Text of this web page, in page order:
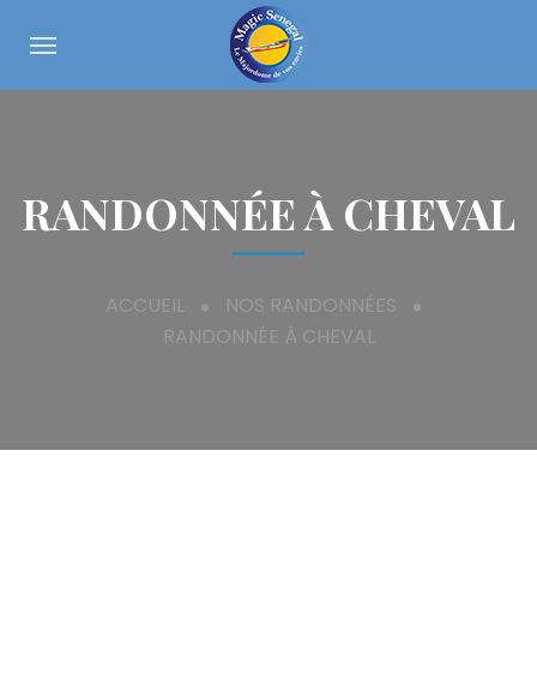
RANDONNÉE À CHEVAL
ACCUEIL
NOS RANDONNÉES
RANDONNÉE À CHEVAL